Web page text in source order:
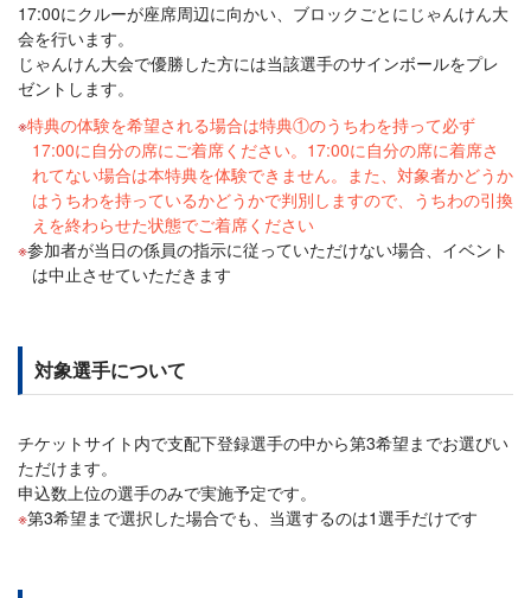
17:00にクルーが座席周辺に向かい、ブロックごとにじゃんけん大
会を行います。
じゃんけん大会で優勝した方には当該選手のサインボールをプレ
ゼントします。
特典の体験を希望される場合は特典①のうちわを持って必ず
17:00に自分の席にご着席ください。17:00に自分の席に着席さ
れてない場合は本特典を体験できません。また、対象者かどうか
はうちわを持っているかどうかで判別しますので、うちわの引換
えを終わらせた状態でご着席ください
参加者が当日の係員の指示に従っていただけない場合、イベント
は中止させていただきます
対象選手について
チケットサイト内で支配下登録選手の中から第3希望までお選びい
ただけます。
申込数上位の選手のみで実施予定です。
第3希望まで選択した場合でも、当選するのは1選手だけです